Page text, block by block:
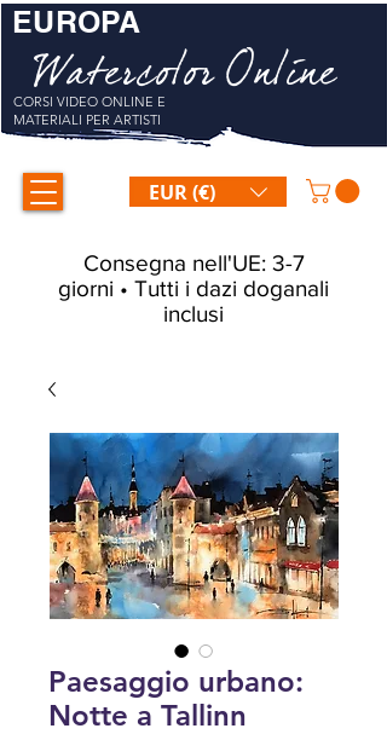
Watercolor Online
CORSI VIDEO ONLINE E
MATERIALI PER ARTISTI
EUR (€)
EUROPA
Consegna nell'UE: 3-7
giorni • Tutti i dazi doganali
inclusi
Paesaggio urbano:
Notte a Tallinn